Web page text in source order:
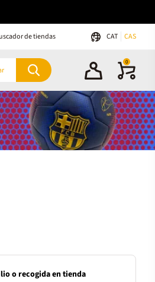
de tiendas CAT CAS
0
o recogida en tienda